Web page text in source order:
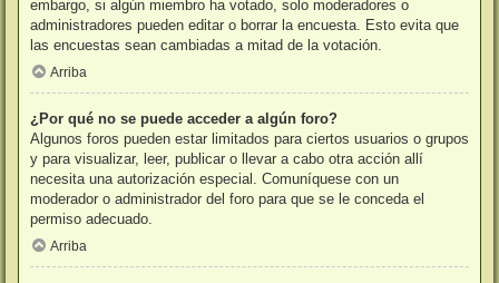
embargo, si algún miembro ha votado, solo moderadores o
administradores pueden editar o borrar la encuesta. Esto evita que
las encuestas sean cambiadas a mitad de la votación.
Arriba
¿Por qué no se puede acceder a algún foro?
Algunos foros pueden estar limitados para ciertos usuarios o grupos
y para visualizar, leer, publicar o llevar a cabo otra acción allí
necesita una autorización especial. Comuníquese con un
moderador o administrador del foro para que se le conceda el
permiso adecuado.
Arriba